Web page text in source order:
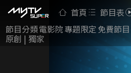
首頁 節目表
節目分類電影院專題限定 免費節目
原創 | 獨家